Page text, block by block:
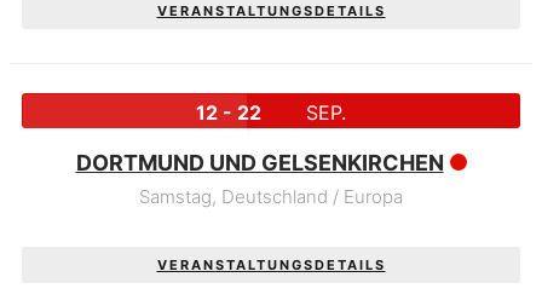
VERANSTALTUNGSDETAILS
12 - 22 SEP.
DORTMUND UND GELSENKIRCHEN
Samstag, Deutschland / Europa
VERANSTALTUNGSDETAILS